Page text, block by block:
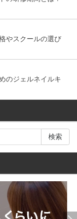
やスクールの選び
のジェルネイルキ